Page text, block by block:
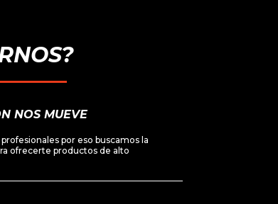
NOS MUEVE
por eso buscamos la
ofrecerte productos de alto